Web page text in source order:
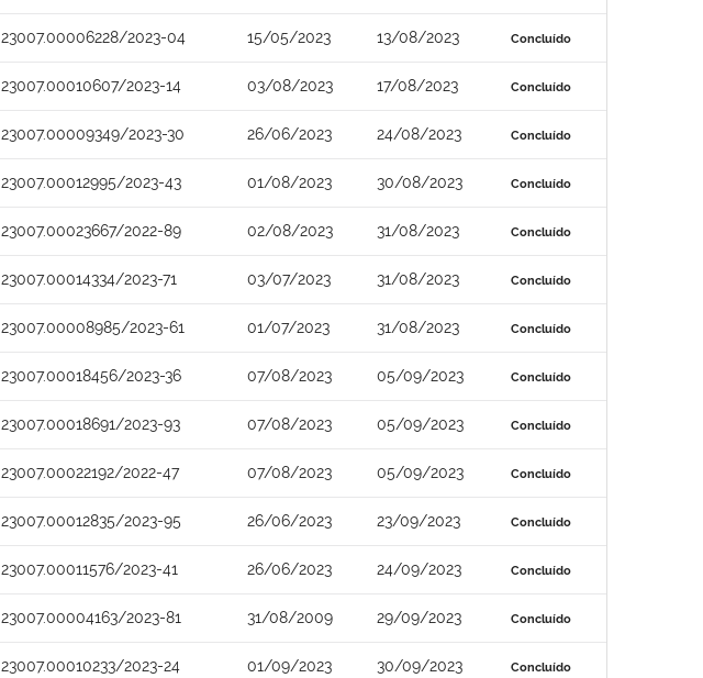
23007.00006228/2023-04 15/05/2023 13/08/2023 Concluído
23007.00010607/2023-14 03/08/2023 17/08/2023 Concluído
23007.00009349/2023-30 26/06/2023 24/08/2023 Concluído
23007.00012995/2023-43 01/08/2023 30/08/2023 Concluído
23007.00023667/2022-89 02/08/2023 31/08/2023 Concluído
23007.00014334/2023-71 03/07/2023 31/08/2023 Concluído
23007.00008985/2023-61 01/07/2023 31/08/2023 Concluído
23007.00018456/2023-36 07/08/2023 05/09/2023 Concluído
23007.00018691/2023-93 07/08/2023 05/09/2023 Concluído
23007.00022192/2022-47 07/08/2023 05/09/2023 Concluído
23007.00012835/2023-95 26/06/2023 23/09/2023 Concluído
23007.00011576/2023-41 26/06/2023 24/09/2023 Concluído
23007.00004163/2023-81 31/08/2009 29/09/2023 Concluído
23007.00010233/2023-24 01/09/2023 30/09/2023 Concluído